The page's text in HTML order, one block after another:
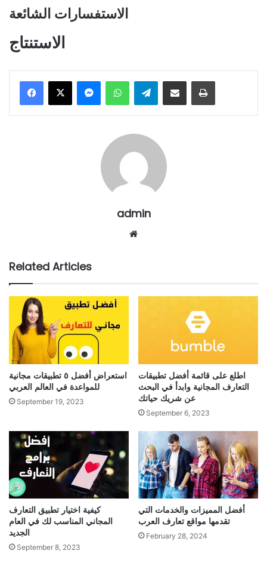
الاستفسارات الشائعة
الاستنتاج
MessengerWhatsAppTelegramShare via Email Print
admin
Related Articles
استعراض أفضل ٥ تطبيقات مجانية
للمواعدة في العالم العربي
September 19, 2023
اطلع على قائمة أفضل تطبيقات
التعارف المجانية وابدأ في البحث
عن شريك حياتك
September 6, 2023
كيفية اختيار تطبيق التعارف
المجاني المناسب لك في العام
الجديد
September 8, 2023
أفضل المميزات والخدمات التي
تقدمها مواقع تعارف العرب
February 28, 2024